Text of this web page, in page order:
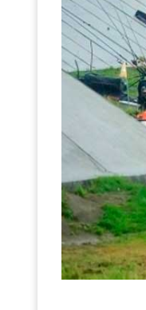
Всероссийские правила
Судейские документы